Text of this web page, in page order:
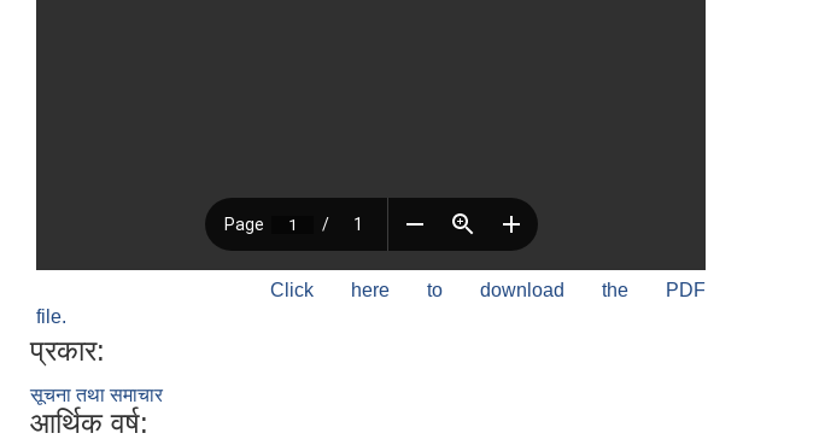
Click here to download the PDF
file.
प्रकार:
सूचना तथा समाचार
आर्थिक वर्ष: